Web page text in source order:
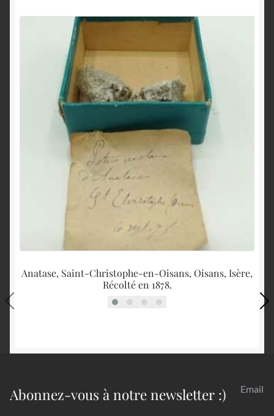
Anatase, Saint-Christophe-en-Oisans, Oisans, Isère,
Récolté en 1878.
Abonnez-vous à notre newsletter :) Email